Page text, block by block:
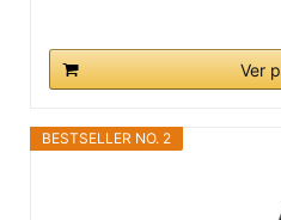
Ver
BESTSELLER NO. 2